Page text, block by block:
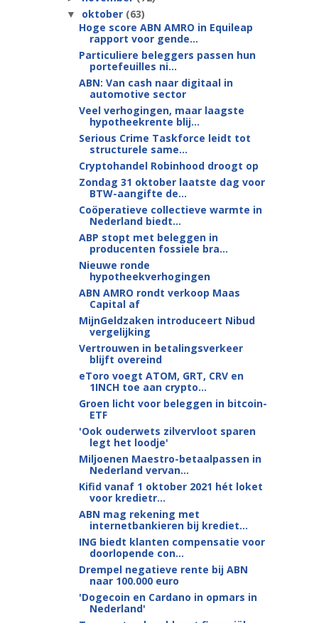
▼ oktober (63)
Hoge score ABN AMRO in Equileap
rapport voor gende...
Particuliere beleggers passen hun
portefeuilles ni...
ABN: Van cash naar digitaal in
automotive sector
Veel verhogingen, maar laagste
hypotheekrente blij...
Serious Crime Taskforce leidt tot
structurele same...
Cryptohandel Robinhood droogt op
Zondag 31 oktober laatste dag voor
BTW-aangifte de...
Coöperatieve collectieve warmte in
Nederland biedt...
ABP stopt met beleggen in
producenten fossiele bra...
Nieuwe ronde
hypotheekverhogingen
ABN AMRO rondt verkoop Maas
Capital af
MijnGeldzaken introduceert Nibud
vergelijking
Vertrouwen in betalingsverkeer
blijft overeind
eToro voegt ATOM, GRT, CRV en
1INCH toe aan crypto...
Groen licht voor beleggen in bitcoin-
ETF
'Ook ouderwets zilvervloot sparen
legt het loodje'
Miljoenen Maestro-betaalpassen in
Nederland vervan...
Kifid vanaf 1 oktober 2021 hét loket
voor kredietr...
ABN mag rekening met
internetbankieren bij krediet...
ING biedt klanten compensatie voor
doorlopende con...
Drempel negatieve rente bij ABN
naar 100.000 euro
'Dogecoin en Cardano in opmars in
Nederland'